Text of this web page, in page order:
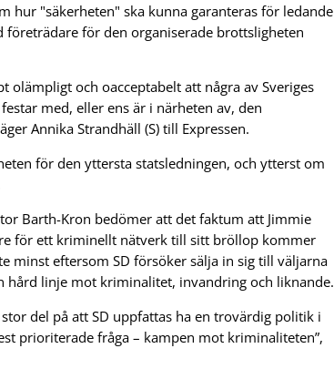
hur "säkerheten" ska kunna garanteras för ledande
företrädare för den organiserade brottsligheten
olämpligt och oacceptabelt att några av Sveriges
med, eller ens är i närheten av, den
Annika Strandhäll (S) till Expressen.
för den yttersta statsledningen, och ytterst om
Barth-Kron bedömer att det faktum att Jimmie
för ett kriminellt nätverk till sitt bröllop kommer
minst eftersom SD försöker sälja in sig till väljarna
hård linje mot kriminalitet, invandring och liknande.
del på att SD uppfattas ha en trovärdig politik i
prioriterade fråga – kampen mot kriminaliteten”,